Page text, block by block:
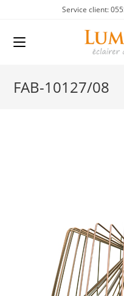
content
Service client:
FAB-10127/08